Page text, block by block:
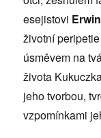
esejistovi
životní
úsměvem na
života
jeho tvorbou,
vzpomínkami